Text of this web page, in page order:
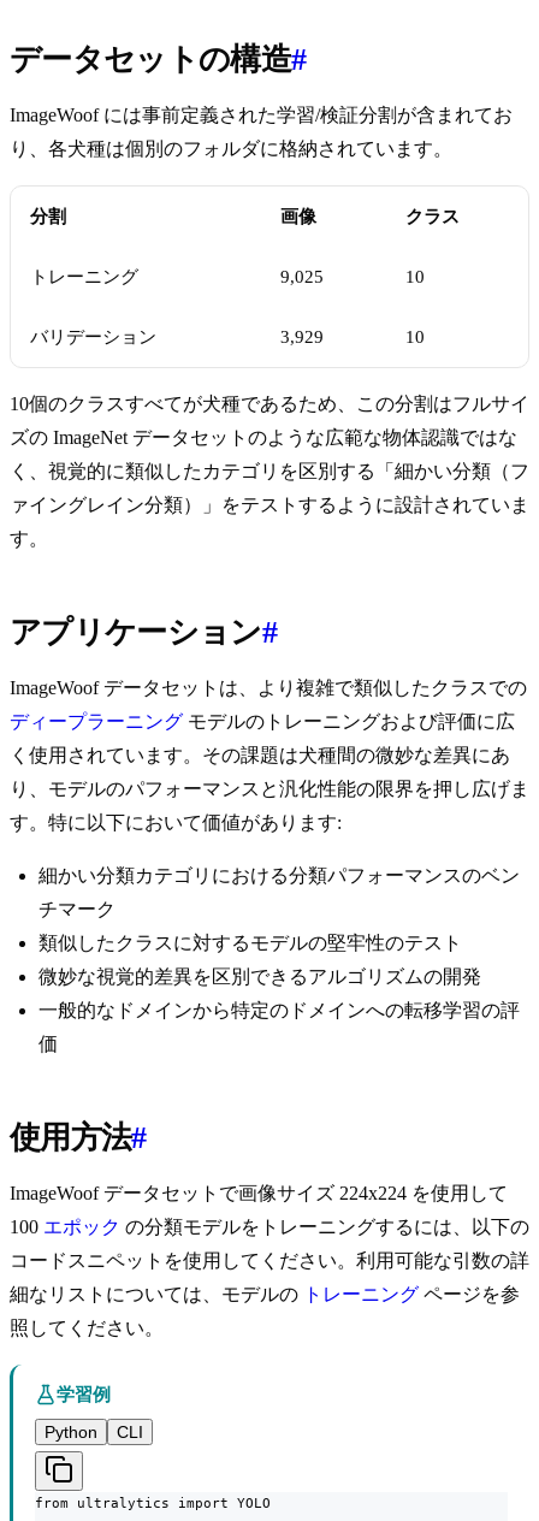
データセットの構造#
ImageWoof には事前定義された学習/検証分割が含まれてお
り、各犬種は個別のフォルダに格納されています。
分割 画像 クラス
トレーニング 9,025 10
バリデーション 3,929 10
10個のクラスすべてが犬種であるため、この分割はフルサイ
ズの ImageNet データセットのような広範な物体認識ではな
く、視覚的に類似したカテゴリを区別する「細かい分類（フ
ァイングレイン分類）」をテストするように設計されていま
す。
アプリケーション#
ImageWoof データセットは、より複雑で類似したクラスでの
ディープラーニング モデルのトレーニングおよび評価に広
く使用されています。その課題は犬種間の微妙な差異にあ
り、モデルのパフォーマンスと汎化性能の限界を押し広げま
す。特に以下において価値があります:
細かい分類カテゴリにおける分類パフォーマンスのベン
チマーク
類似したクラスに対するモデルの堅牢性のテスト
微妙な視覚的差異を区別できるアルゴリズムの開発
一般的なドメインから特定のドメインへの転移学習の評
価
使用方法#
ImageWoof データセットで画像サイズ 224x224 を使用して
100 エポック の分類モデルをトレーニングするには、以下の
コードスニペットを使用してください。利用可能な引数の詳
細なリストについては、モデルの トレーニング ページを参
照してください。
学習例
Python
CLI
from ultralytics import YOLO